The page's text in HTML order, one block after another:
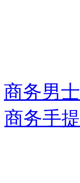
商务男
商务手